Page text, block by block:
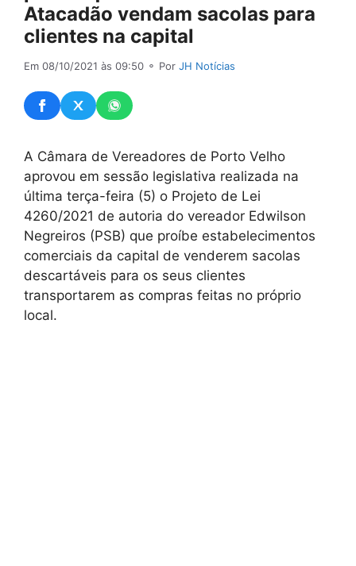
Atacadão vendam sacolas para
clientes na capital
Em 08/10/2021 às 09:50 ⚬ Por JH Notícias
A Câmara de Vereadores de Porto Velho
aprovou em sessão legislativa realizada na
última terça-feira (5) o Projeto de Lei
4260/2021 de autoria do vereador Edwilson
Negreiros (PSB) que proíbe estabelecimentos
comerciais da capital de venderem sacolas
descartáveis para os seus clientes
transportarem as compras feitas no próprio
local.